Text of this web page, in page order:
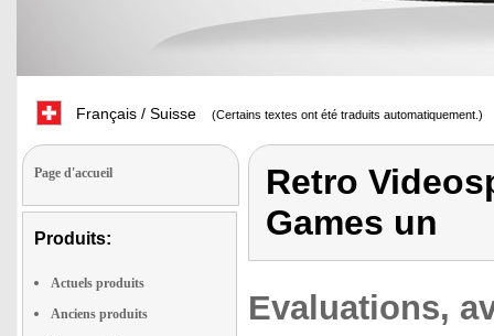
Français / Suisse (Certains textes ont été traduits automatiquement.)
Page d'accueil
Produits:
Actuels produits
Anciens produits
Retro
Games un
Evaluations,